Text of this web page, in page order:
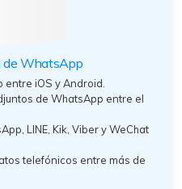
de WhatsApp
entre iOS y Android.
de WhatsApp entre el
LINE, Kik, Viber y WeChat
telefónicos entre más de